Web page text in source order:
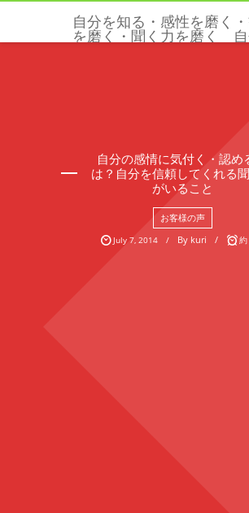
自分を知る・感性を磨く
を磨く・聞く力を磨く 自
自分の感情に気付く・認め
は？自分を信頼してくれる
がいること
お客様の声
July 7, 2014 By kuri